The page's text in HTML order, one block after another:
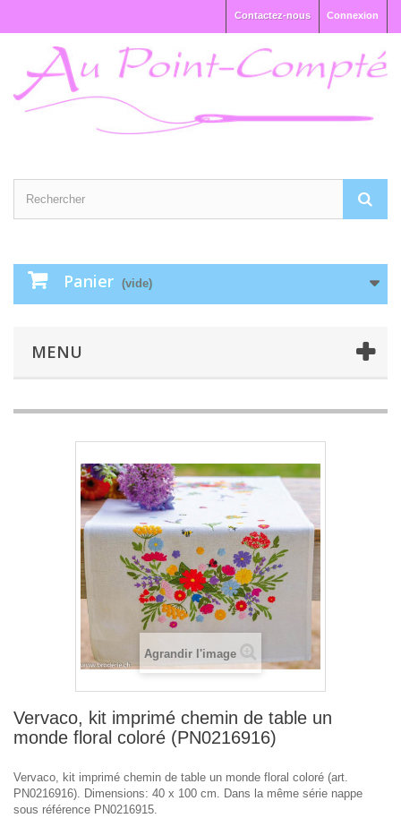
Connexion
Contactez-nous
Panier (vide)
MENU
Agrandir l'image
Vervaco, kit imprimé chemin de table un
monde floral coloré (PN0216916)
Vervaco, kit imprimé chemin de table un monde floral coloré (art.
PN0216916). Dimensions: 40 x 100 cm. Dans la même série nappe
sous référence PN0216915.